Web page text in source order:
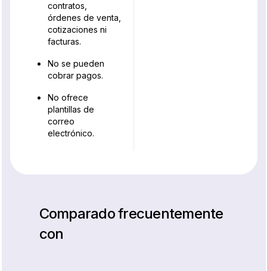
contratos,
órdenes de venta,
cotizaciones ni
facturas.
No se pueden
cobrar pagos.
No ofrece
plantillas de
correo
electrónico.
Comparado frecuentemente
con